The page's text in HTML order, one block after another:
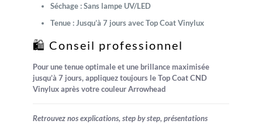
Séchage : Sans lampe UV/LED
Tenue : Jusqu’à 7 jours avec Top Coat Vinylux
🛍️ Conseil professionnel
Pour une tenue optimale et une brillance maximisée
jusqu’à 7 jours, appliquez toujours leTop Coat CND
Vinyluxaprès votre couleur Arrowhead
Retrouvez nos explications, step by step, présentations